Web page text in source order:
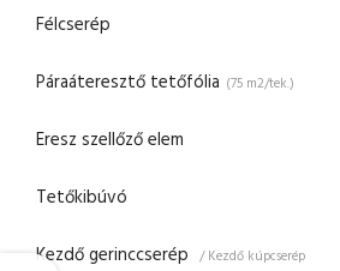
Félcserép
Páraáteresztő tetőfólia (75 m2/tek.)
Eresz szellőző elem
Tetőkibúvó
Kezdő gerinccserép / Kezdő kúpcserép